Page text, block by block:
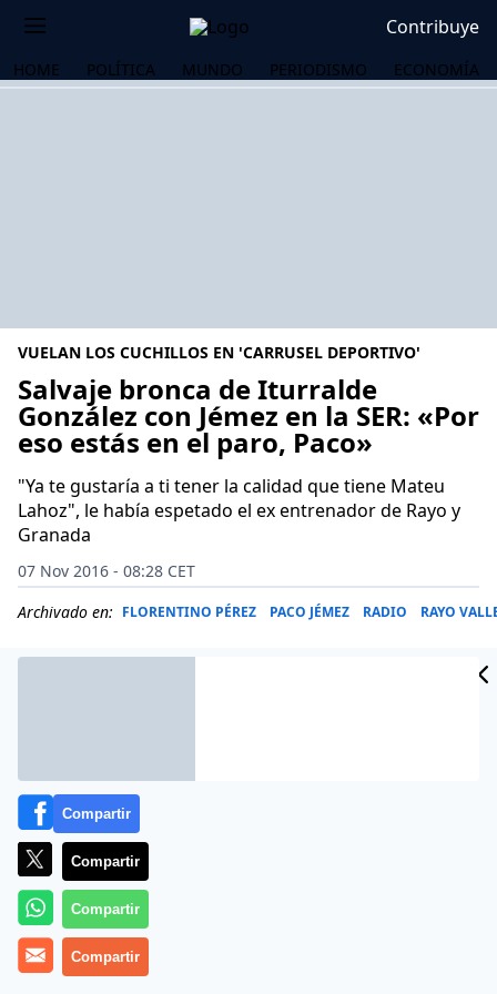
Contribuye
HOME POLÍTICA MUNDO PERIODISMO ECONOMÍA
VUELAN LOS CUCHILLOS EN 'CARRUSEL DEPORTIVO'
Salvaje bronca de Iturralde
González con Jémez en la SER: «Por
eso estás en el paro, Paco»
"Ya te gustaría a ti tener la calidad que tiene Mateu
Lahoz", le había espetado el ex entrenador de Rayo y
Granada
07 Nov 2016 - 08:28 CET
Archivado en: FLORENTINO PÉREZ PACO JÉMEZ RADIO RAYO
Bronca en las ondas dominicales. El ex entrenador del
Compartir
Compartir
Compartir
Compartir